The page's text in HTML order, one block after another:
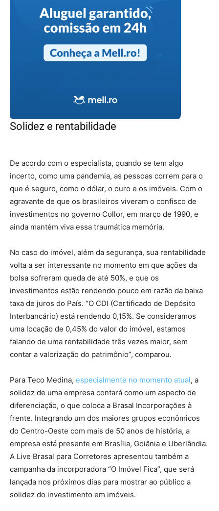
Solidez e rentabilidade
De acordo com o especialista, quando se tem algo
incerto, como uma pandemia, as pessoas correm para o
que é seguro, como o dólar, o ouro e os imóveis. Com o
agravante de que os brasileiros viveram o confisco de
investimentos no governo Collor, em março de 1990, e
ainda mantém viva essa traumática memória.
No caso do imóvel, além da segurança, sua rentabilidade
volta a ser interessante no momento em que ações da
bolsa sofreram queda de até 50%, e que os
investimentos estão rendendo pouco em razão da baixa
taxa de juros do País. “O CDI (Certificado de Depósito
Interbancário) está rendendo 0,15%. Se consideramos
uma locação de 0,45% do valor do imóvel, estamos
falando de uma rentabilidade três vezes maior, sem
contar a valorização do patrimônio”, comparou.
Para Teco Medina, especialmente no momento atual, a
solidez de uma empresa contará como um aspecto de
diferenciação, o que coloca a Brasal Incorporações à
frente. Integrando um dos maiores grupos econômicos
do Centro-Oeste com mais de 50 anos de história, a
empresa está presente em Brasília, Goiânia e Uberlândia.
A Live Brasal para Corretores apresentou também a
campanha da incorporadora “O Imóvel Fica”, que será
lançada nos próximos dias para mostrar ao público a
solidez do investimento em imóveis.